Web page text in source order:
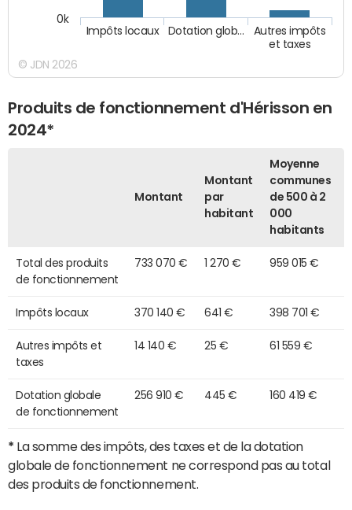
Autres impôts
et taxes
Dotation glob…
Impôts locaux
0k
© JDN 2026
Produits de fonctionnement d'Hérisson en
2024*
Montant
Montant
par
habitant
Moyenne
communes
de 500 à 2
000
habitants
Total des produits
de fonctionnement
733 070 € 1 270 € 959 015 €
Impôts locaux 370 140 € 641 € 398 701 €
Autres impôts et
taxes
14 140 € 25 € 61 559 €
Dotation globale
de fonctionnement
256 910 € 445 € 160 419 €
* La somme des impôts, des taxes et de la dotation
globale de fonctionnement ne correspond pas au total
des produits de fonctionnement.